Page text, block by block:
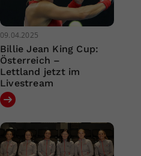
09.04.2025
Billie Jean King Cup:
Österreich –
Lettland jetzt im
Livestream